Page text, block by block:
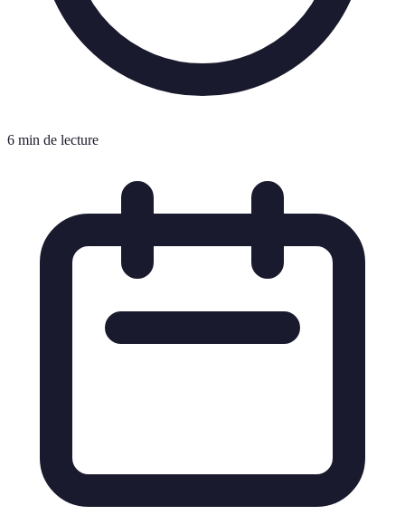
6 min de lecture